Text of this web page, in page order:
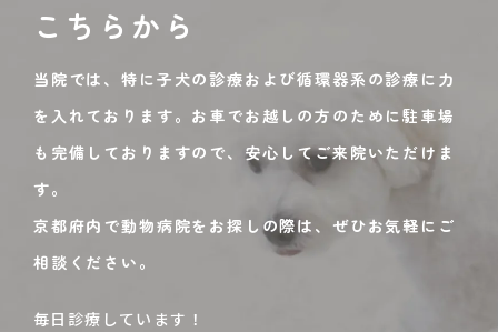
こちらから
当院では、特に子犬の診療および循環器系の診療に力
を入れております。お車でお越しの方のために駐車場
も完備しておりますので、安心してご来院いただけま
す。
京都府内で動物病院をお探しの際は、ぜひお気軽にご
相談ください。
毎日診療しています！